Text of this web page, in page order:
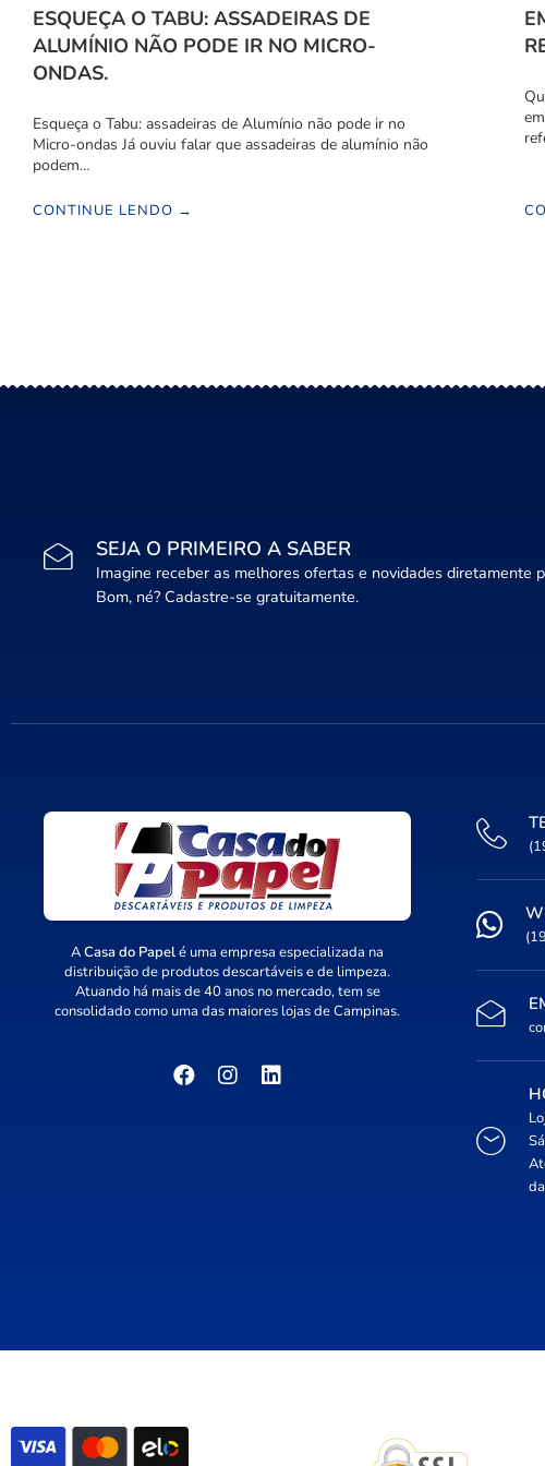
ESQUEÇA O TABU: ASSADEIRAS DE
ALUMÍNIO NÃO PODE IR NO MICRO-
ONDAS.
Esqueça o Tabu: assadeiras de Alumínio não pode ir no
Micro-ondas Já ouviu falar que assadeiras de alumínio não
podem…
CONTINUE LENDO →
SEJA O PRIMEIRO A SABER
Imagine receber as melhores ofertas e novidades diretamente
Bom, né? Cadastre-se gratuitamente.
ACasa do Papelé uma empresa especializada na
distribuição de produtos descartáveis e de limpeza.
Atuando há mais de 40 anos no mercado, tem se
consolidado como uma das maiores lojas de Campinas.